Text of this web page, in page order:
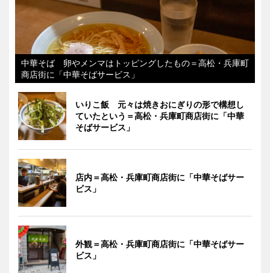
中華そば 卵やメンマはトッピングしたもの＝高松・兵庫町
商店街に「中華そばサービス」
いりこ飯 元々は焼きおにぎりの形で構想し
ていたという＝高松・兵庫町商店街に「中華
そばサービス」
店内＝高松・兵庫町商店街に「中華そばサー
ビス」
外観＝高松・兵庫町商店街に「中華そばサー
ビス」